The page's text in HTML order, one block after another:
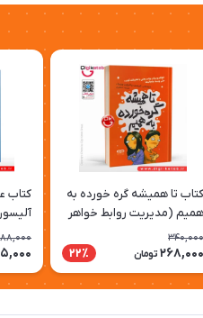
کتاب تا همیشه گره خورده به
همیم (مدیریت روابط خواهر
برادری) | جیمز جی کریست
340,000
268,000 تومان 22٪
کتاب